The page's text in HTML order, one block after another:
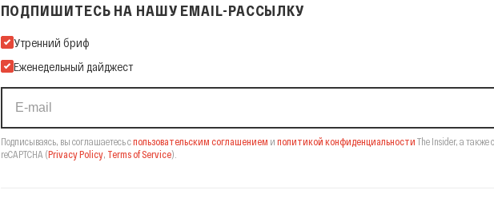
ПОДПИШИТЕСЬ НА НАШУ EMAIL-РАССЫЛКУ
Подпишитесь на нашу Email-рассылку
Утренний бриф
Еженедельный дайджест
Подписываясь, вы соглашаетесь спользовательским соглашением и политикой конфиденциальности The Insider, а также
reCAPTCHA (Privacy Policy, Terms of Service).